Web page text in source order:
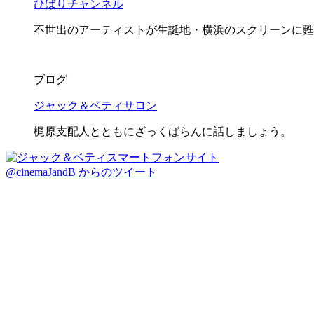
ひばりチャンネル
不世出のアーティストが生誕地・横浜のスクリーンに
ブログ
ジャック＆ベティサロン
梶原支配人とともにざっくばらんに話しましょう。
@cinemaJandB からのツイート